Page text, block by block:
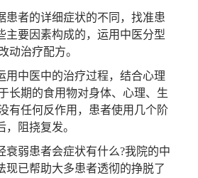
患者的详细症状的不同，找准患
主要因素构成的，运用中医分型
动治疗配方。
用中医中的治疗过程，结合心理
长期的食用物对身体、心理、生
有任何反作用，患者使用几个阶
阻挠复发。
衰弱患者会症状有什么?我院的中
现已帮助大多患者透彻的挣脱了